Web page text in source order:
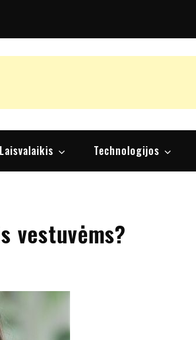
Laisvalaikis Technologijos
vestuvėms?